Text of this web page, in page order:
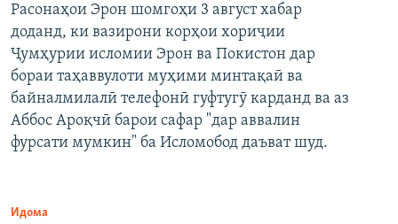
Расонаҳои Эрон шомгоҳи 3 август хабар
доданд, ки вазирони корҳои хориҷии
Ҷумҳурии исломии Эрон ва Покистон дар
бораи таҳаввулоти муҳими минтақаӣ ва
байналмилалӣ телефонӣ гуфтугӯ карданд ва аз
Аббос Ароқчӣ барои сафар "дар аввалин
фурсати мумкин" ба Исломобод даъват шуд.
Идома